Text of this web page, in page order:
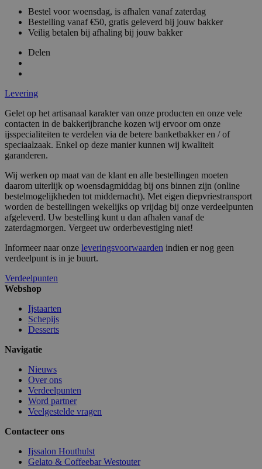
Bestel voor woensdag, is afhalen vanaf zaterdag
Bestelling vanaf €50, gratis geleverd bij jouw bakker
Veilig betalen bij afhaling bij jouw bakker
Delen
Levering
Gelet op het artisanaal karakter van onze producten en onze vele
contacten in de bakkerijbranche kozen wij ervoor om onze
ijsspecialiteiten te verdelen via de betere banketbakker en / of
speciaalzaak. Enkel op deze manier kunnen wij kwaliteit
garanderen.
Wij werken op maat van de klant en alle bestellingen moeten
daarom uiterlijk op woensdagmiddag bij ons binnen zijn (online
bestelmogelijkheden tot middernacht). Met eigen diepvriestransport
worden de bestellingen wekelijks op vrijdag bij onze verdeelpunten
afgeleverd. Uw bestelling kunt u dan afhalen vanaf de
zaterdagmorgen. Vergeet uw orderbevestiging niet!
Informeer naar onze leveringsvoorwaarden indien er nog geen
verdeelpunt is in je buurt.
Verdeelpunten
Webshop
Ijstaarten
Schepijs
Desserts
Navigatie
Nieuws
Over ons
Verdeelpunten
Word partner
Veelgestelde vragen
Contacteer ons
Ijssalon Houthulst
Gelato & Coffeebar Westouter
section_data_ids
Adobe Inc.
recently_compared_product